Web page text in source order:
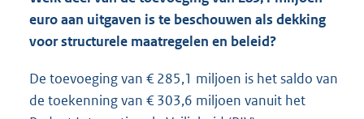
euro aan uitgaven is te beschouwen als dekking
voor structurele maatregelen en beleid?
De toevoeging van € 285,1 miljoen is het saldo van
de toekenning van € 303,6 miljoen vanuit het